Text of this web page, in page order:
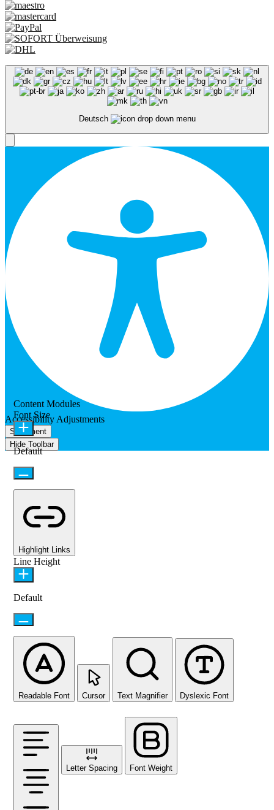
Deutsch
Accessibility Adjustments
Statement
Hide Toolbar
Content Modules
Font Size
Default
Highlight Links
Line Height
Default
Readable Font Cursor Text Magnifier Dyslexic Font
Letter Spacing Font Weight